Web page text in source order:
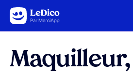
Aller au contenu
Maquilleur,